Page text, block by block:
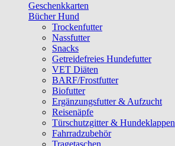
Geschenkkarten
Bücher Hund
Trockenfutter
Nassfutter
Snacks
Getreidefreies Hundefutter
VET Diäten
BARF/Frostfutter
Biofutter
Ergänzungsfutter & Aufzucht
Reisenäpfe
Türschutzgitter & Hundeklappen
Fahrradzubehör
Tragetaschen